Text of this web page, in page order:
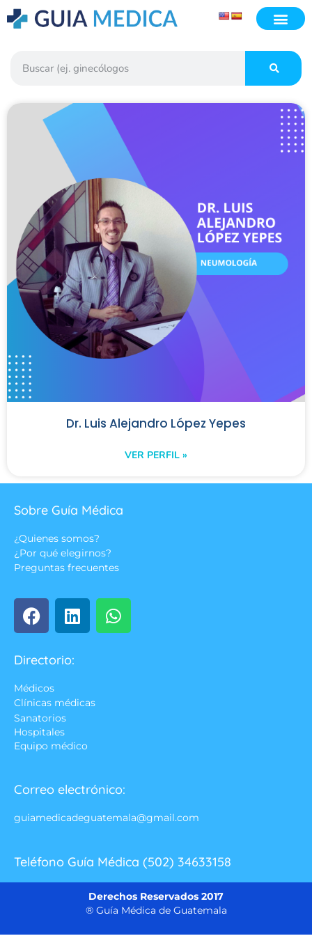
Dr. Luis Alejandro López Yepes
VER PERFIL »
Sobre Guía Médica
¿Quienes somos?
¿Por qué elegirnos?
Preguntas frecuentes
Directorio:
Médicos
Clínicas médicas
Sanatorios
Hospitales
Equipo médico
Correo electrónico:
guiamedicadeguatemala@gmail.com
Teléfono Guía Médica (502) 34633158
Derechos Reservados 2017
® Guía Médica de Guatemala